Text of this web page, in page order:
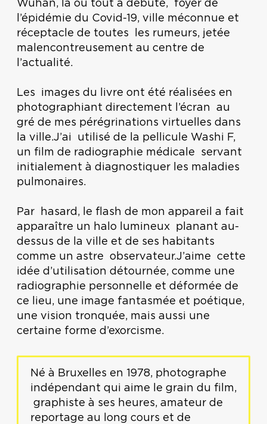
Wuhan, là où tout a débuté, foyer de
l’épidémie du Covid-19, ville méconnue et
réceptacle de toutes les rumeurs, jetée
malencontreusement au centre de
l’actualité.
Les images du livre ont été réalisées en
photographiant directement l’écran au
gré de mes pérégrinations virtuelles dans
la ville.J’ai utilisé de la pellicule Washi F,
un film de radiographie médicale servant
initialement à diagnostiquer les maladies
pulmonaires.
Par hasard, le flash de mon appareil a fait
apparaître un halo lumineux planant au-
dessus de la ville et de ses habitants
comme un astre observateur.J’aime cette
idée d’utilisation détournée, comme une
radiographie personnelle et déformée de
ce lieu, une image fantasmée et poétique,
une vision tronquée, mais aussi une
certaine forme d’exorcisme.
Né à Bruxelles en 1978, photographe
indépendant qui aime le grain du film,
graphiste à ses heures, amateur de
reportage au long cours et de